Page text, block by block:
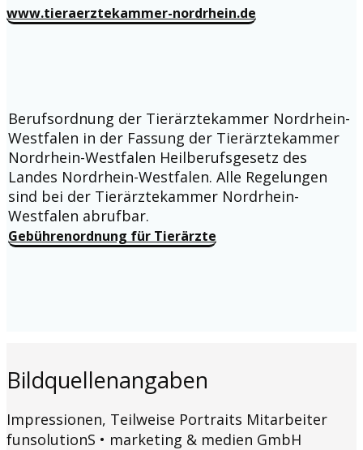
www.tieraerztekammer-nordrhein.de
Berufsordnung der Tierärztekammer Nordrhein-
Westfalen in der Fassung der Tierärztekammer
Nordrhein-Westfalen Heilberufsgesetz des
Landes Nordrhein-Westfalen. Alle Regelungen
sind bei der Tierärztekammer Nordrhein-
Westfalen abrufbar.
Gebührenordnung für Tierärzte
Bildquellenangaben
Impressionen, Teilweise Portraits Mitarbeiter
funsolutionS • marketing & medien GmbH